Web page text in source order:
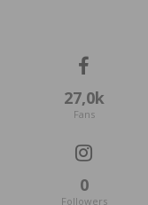
27,0k
Fans
0
Followers